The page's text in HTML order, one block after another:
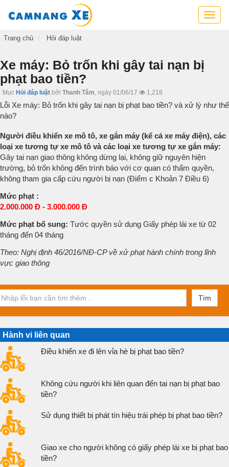
Cẩm
kỹ
xe
Trang chủ Hỏi đáp luật
Xe máy: Bỏ trốn khi gây tai nạn bị
phạt bao tiền?
Mục Hỏi đáp luật bởi Thanh Tâm, ngày 01/06/17 1,218
Lỗi Xe máy: Bỏ trốn khi gây tai nạn bị phạt bao tiền? và xử lý như thế
nào?
Người điều khiển xe mô tô, xe gắn máy (kể cả xe máy điện), các
loại xe tương tự xe mô tô và các loại xe tương tự xe gắn máy:
Gây tai nạn giao thông không dừng lại, không giữ nguyên hiện
trường, bỏ trốn không đến trình báo với cơ quan có thẩm quyền,
không tham gia cấp cứu người bị nạn (Điểm c Khoản 7 Điều 6)
Mức phạt :
2.000.000 Đ - 3.000.000 Đ
Mức phạt bổ sung: Tước quyền sử dụng Giấy phép lái xe từ 02
tháng đến 04 tháng
Theo: Nghị định 46/2016/NĐ-CP về xử phạt hành chính trong lĩnh
vực giao thông
Tìm
Hành vi liên quan
Điều khiển xe đi lên vỉa hè bị phạt bao tiền?
Không cứu người khi liên quan đến tai nạn bị phạt bao
tiền?
Sử dụng thiết bị phát tín hiệu trái phép bị phạt bao tiền?
Giao xe cho người không có giấy phép lái xe bị phạt bao
tiền?